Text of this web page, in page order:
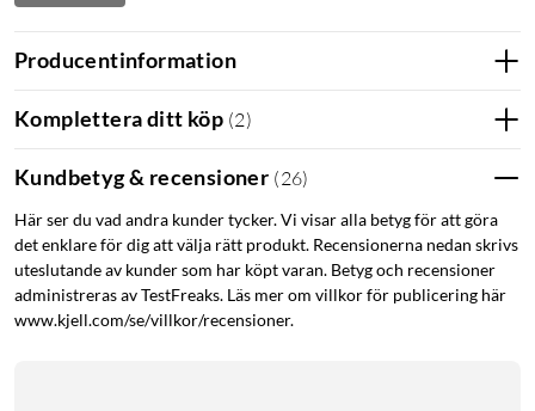
Producentinformation
Komplettera ditt köp (2)
Kundbetyg & recensioner (26)
Här ser du vad andra kunder tycker. Vi visar alla betyg för att göra
det enklare för dig att välja rätt produkt. Recensionerna nedan skrivs
uteslutande av kunder som har köpt varan. Betyg och recensioner
administreras av TestFreaks. Läs mer om villkor för publicering här
www.kjell.com/se/villkor/recensioner.